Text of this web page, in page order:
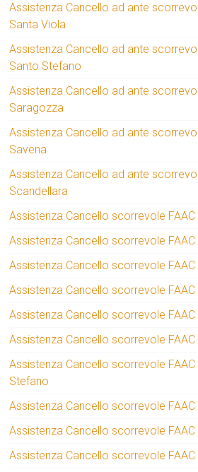
Assistenza Cancello ad ante
Santa Viola
Assistenza Cancello ad ante
Santo Stefano
Assistenza Cancello ad ante
Saragozza
Assistenza Cancello ad ante
Savena
Assistenza Cancello ad ante
Scandellara
Assistenza Cancello scorrevole
Assistenza Cancello scorrevole
Assistenza Cancello scorrevole
Assistenza Cancello scorrevole
Assistenza Cancello scorrevole
Assistenza Cancello scorrevole
Assistenza Cancello scorrevole
Stefano
Assistenza Cancello scorrevole
Assistenza Cancello scorrevole
Assistenza Cancello scorrevole